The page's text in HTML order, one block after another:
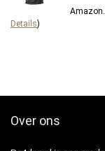
Details)
Over ons